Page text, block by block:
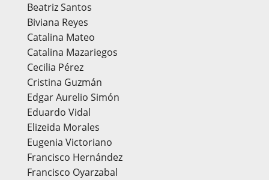
Beatriz Santos
Biviana Reyes
Catalina Mateo
Catalina Mazariegos
Cecilia Pérez
Cristina Guzmán
Edgar Aurelio Simón
Eduardo Vidal
Elizeida Morales
Eugenia Victoriano
Francisco Hernández
Francisco Oyarzabal